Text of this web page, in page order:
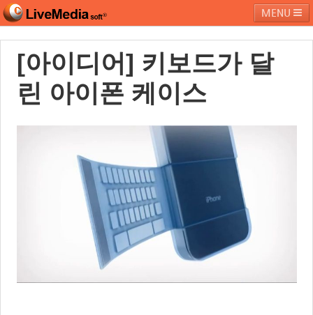
MENU
라이브미디어소프트 제품 및 서비스 커뮤니티
페밀리 사이트
[아이디어] 키보드가 달
린 아이폰 케이스